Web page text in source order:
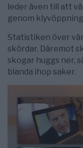
leder även till att
genom
Statistiken över
skördar. Däremot
skogar huggs ner,
blanda ihop saker.